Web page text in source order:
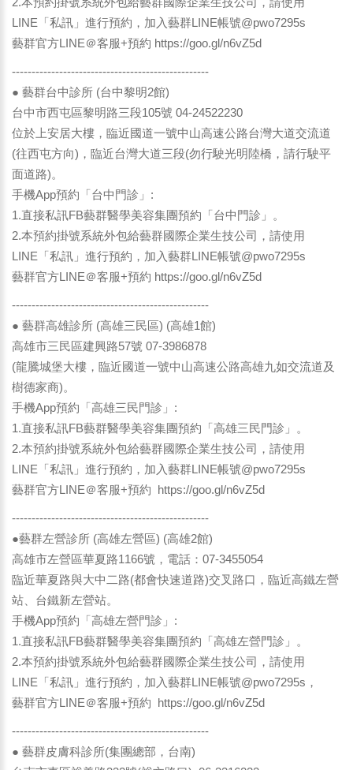
LINE「私訊」進行預約，加入藝群LINE帳號@pwo7295s
藝群官方LINE＠客服+預約 https://goo.gl/n6vZ5d
--------------------------------------------------
● 藝群台中診所 (台中黎明2館)
台中市西屯區黎明路三段105號 04-24522230
位於上安居大樓，臨近國道一號中山高速公路台灣大道交流道
(往西屯方向)，臨近台灣大道三段(勿行駛光明陸橋，請行駛平
面道路)。
手機App預約「台中門診」:
1.直接私訊FB藝群醫學美容集團預約「台中門診」。
2.本預約掛號系統外包給藝群國際企業生技公司，請使用
LINE「私訊」進行預約，加入藝群LINE帳號@pwo7295s
藝群官方LINE＠客服+預約 https://goo.gl/n6vZ5d
--------------------------------------------------
● 藝群高雄診所 (高雄三民區) (高雄1館)
高雄市三民區建興路57號 07-3986878
(龍騰城堡大樓，臨近國道一號中山高速公路高雄九如交流道及
樹德家商)。
手機App預約「高雄三民門診」:
1.直接私訊FB藝群醫學美容集團預約「高雄三民門診」。
2.本預約掛號系統外包給藝群國際企業生技公司，請使用
LINE「私訊」進行預約，加入藝群LINE帳號@pwo7295s
藝群官方LINE＠客服+預約 https://goo.gl/n6vZ5d
--------------------------------------------------
●藝群左營診所 (高雄左營區) (高雄2館)
高雄市左營區華夏路1166號，電話：07-3455054
臨近華夏路與大中二路(都會快速道路)交叉路口，臨近高鐵左營
站、台鐵新左營站。
手機App預約「高雄左營門診」:
1.直接私訊FB藝群醫學美容集團預約「高雄左營門診」。
2.本預約掛號系統外包給藝群國際企業生技公司，請使用
LINE「私訊」進行預約，加入藝群LINE帳號@pwo7295s，
藝群官方LINE＠客服+預約 https://goo.gl/n6vZ5d
--------------------------------------------------
● 藝群皮膚科診所(集團總部，台南)